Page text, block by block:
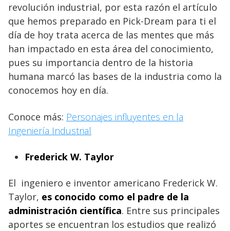
revolución industrial, por esta razón el artículo
que hemos preparado en Pick-Dream para ti el
día de hoy trata acerca de las mentes que más
han impactado en esta área del conocimiento,
pues su importancia dentro de la historia
humana marcó las bases de la industria como la
conocemos hoy en día.
Conoce más: Personajes influyentes en la
Ingeniería Industrial
Frederick W. Taylor
El ingeniero e inventor americano Frederick W.
Taylor, es conocido como el padre de la
administración científica. Entre sus principales
aportes se encuentran los estudios que realizó